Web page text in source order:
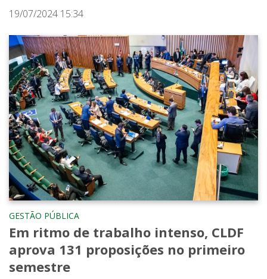
19/07/2024 15:34
GESTÃO PÚBLICA
Em ritmo de trabalho intenso, CLDF
aprova 131 proposições no primeiro
semestre